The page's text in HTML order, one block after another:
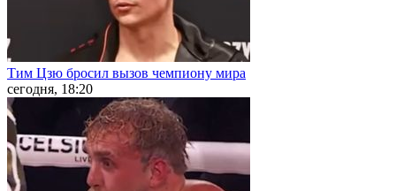
Тим Цзю бросил вызов чемпиону мира
сегодня, 18:20